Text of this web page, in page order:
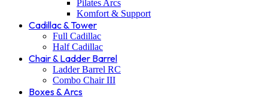
Pilates Arcs
Komfort & Support
Cadillac & Tower
Full Cadillac
Half Cadillac
Chair & Ladder Barrel
Ladder Barrel RC
Combo Chair III
Boxes & Arcs